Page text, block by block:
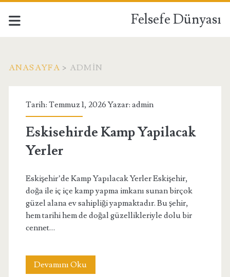
Felsefe Dünyası
ANASAYFA > ADMIN
Yazar:
<span>admin</span>
Tarih: Temmuz 1, 2026 Yazar: admin
Eskisehirde Kamp Yapilacak
Yerler
Eskişehir’de Kamp Yapılacak Yerler Eskişehir,
doğa ile iç içe kamp yapma imkanı sunan birçok
güzel alana ev sahipliği yapmaktadır. Bu şehir,
hem tarihi hem de doğal güzellikleriyle dolu bir
cennet…
Devamını OkuEskisehirde